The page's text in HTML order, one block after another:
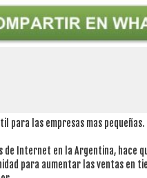
para las empresas mas pequeñas.
de Internet en la Argentina, hace
para aumentar las ventas en